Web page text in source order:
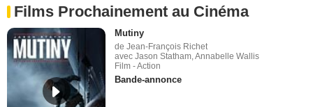
Films Prochainement au Cinéma
Mutiny
de Jean-François Richet
avec Jason Statham, Annabelle Wallis
Film - Action
Bande-annonce